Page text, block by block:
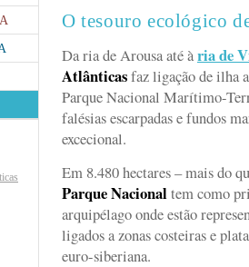
O tesouro ecológico
Da ria de Arousa até ària de
Atlânticasfaz ligação de ilha
Parque Nacional Marítimo-
falésias escarpadas e fundos
excecional.
Em 8.480 hectares – mais do
Parque Nacionaltem como
arquipélago onde estão
ligados a zonas costeiras e
euro-siberiana.